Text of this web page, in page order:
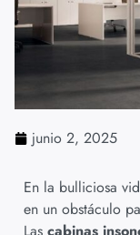
junio 2, 2025
En la bulliciosa
en un obstáculo
Las cabinas